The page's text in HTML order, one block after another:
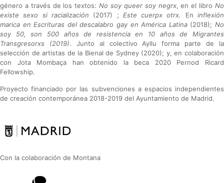
género a través de los textos:No soy queer soy negrx, en el libroNo
existe sexo si racialización (2017) ; Este cuerpx otrx. Eninflexión
marica en Escrituras del descalabro gay en América Latina(2018);No
soy 50, son 500 años de resistencia en 10 años de Migrantes
Transgresorxs (2019). Junto al colectivo Ayllu forma parte de la
selección de artistas de la Bienal de Sydney (2020); y, en colaboración
con Jota Mombaça han obtenido la beca 2020 Pernod Ricard
Fellowship.
Proyecto financiado por las subvenciones a espacios independientes
de creación contemporánea 2018-2019 del Ayuntamiento de Madrid.
Con la colaboración de Montana